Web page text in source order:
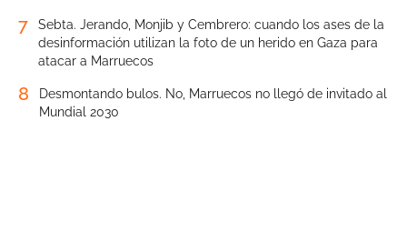
7
Sebta. Jerando, Monjib y Cembrero: cuando los ases de la
desinformación utilizan la foto de un herido en Gaza para
atacar a Marruecos
8
Desmontando bulos. No, Marruecos no llegó de invitado al
Mundial 2030